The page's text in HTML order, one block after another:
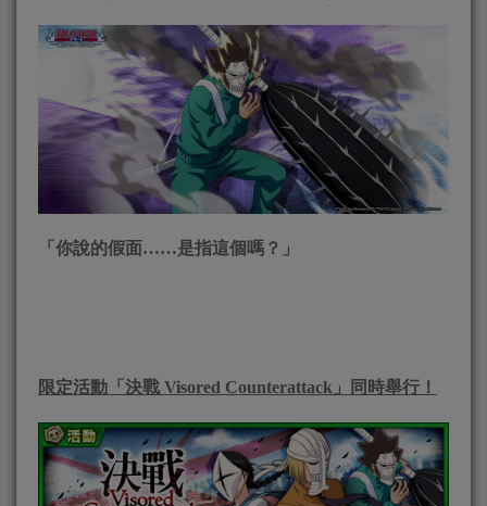
「你說的假面……是指這個嗎？」
限定活動「決戰 Visored Counterattack 」同時舉行！